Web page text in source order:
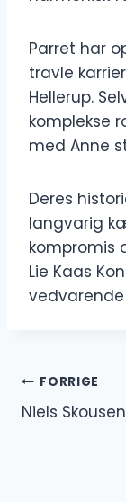
Parret har
travle
Hellerup.
komplekse
med Anne
Deres
langvarig
kompromis
Lie Kaas
FORRIGE
Niels